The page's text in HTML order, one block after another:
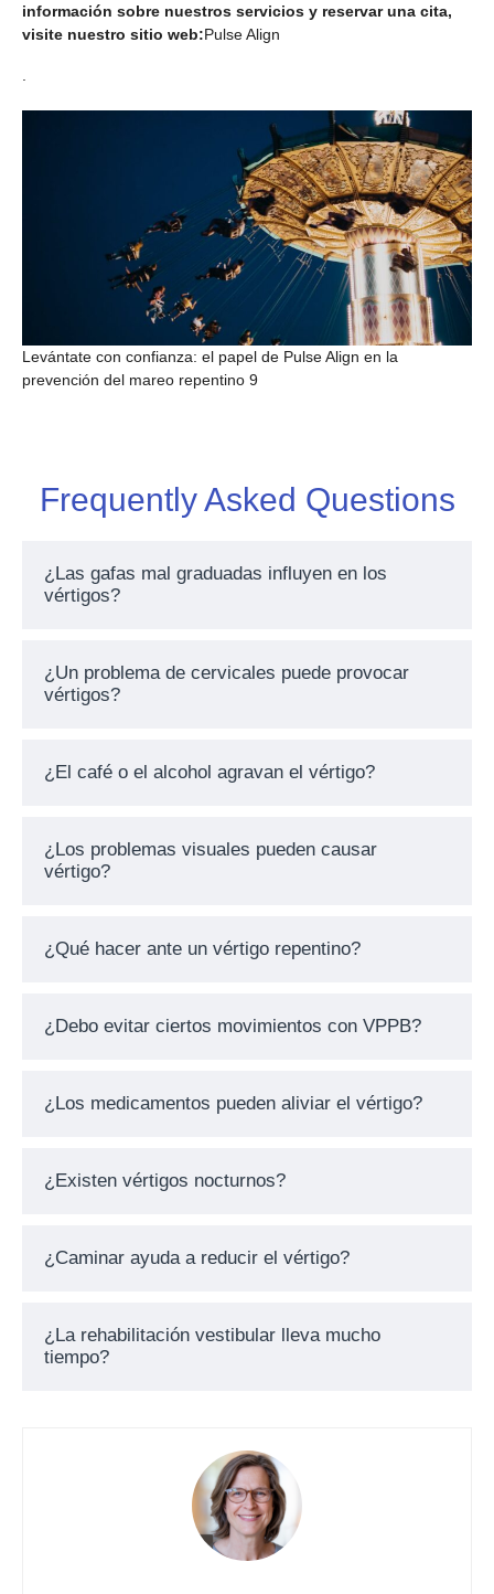
información sobre nuestros servicios y reservar una cita,
visite nuestro sitio web:Pulse Align
Levántate con confianza: el papel de Pulse Align en la
prevención del mareo repentino 9
Frequently Asked Questions
¿Las gafas mal graduadas influyen en los
vértigos?
¿Un problema de cervicales puede provocar
vértigos?
¿El café o el alcohol agravan el vértigo?
¿Los problemas visuales pueden causar
vértigo?
¿Qué hacer ante un vértigo repentino?
¿Debo evitar ciertos movimientos con VPPB?
¿Los medicamentos pueden aliviar el vértigo?
¿Existen vértigos nocturnos?
¿Caminar ayuda a reducir el vértigo?
¿La rehabilitación vestibular lleva mucho
tiempo?